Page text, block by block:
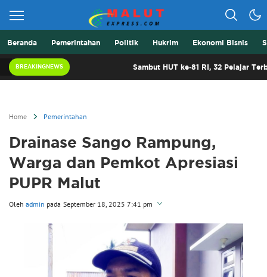
Malut Express
Beranda Pemerintahan Politik Hukrim Ekonomi Bisnis
BREAKINGNEWS Sambut HUT ke-81 RI, 32 Pelajar Terbaik
Home Pemerintahan
Drainase Sango Rampung,
Warga dan Pemkot Apresiasi
PUPR Malut
Oleh admin pada September 18, 2025 7:41 pm